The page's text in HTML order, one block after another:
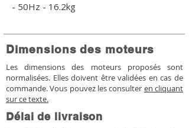
- 50Hz - 16.2kg
Dimensions des moteurs
Les dimensions des moteurs proposés sont
normalisées. Elles doivent être validées en cas de
commande. Vous pouvez les consulter en cliquant
sur ce texte.
Délai de livraison